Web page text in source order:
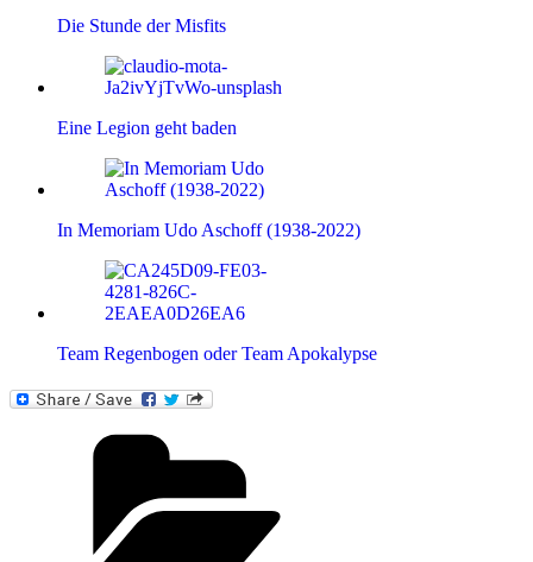
Die Stunde der Misfits
Eine Legion geht baden
In Memoriam Udo Aschoff (1938-2022)
Team Regenbogen oder Team Apokalypse